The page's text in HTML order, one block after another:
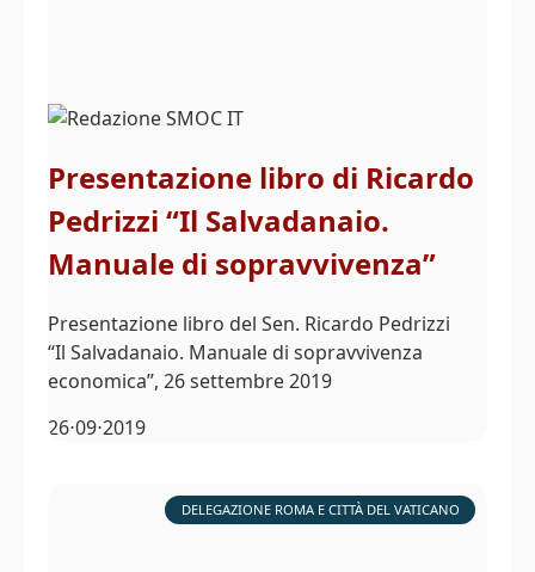
Presentazione libro di Ricardo
Pedrizzi “Il Salvadanaio.
Manuale di sopravvivenza”
Presentazione libro del Sen. Ricardo Pedrizzi
“Il Salvadanaio. Manuale di sopravvivenza
economica”, 26 settembre 2019
26⋅09⋅2019
DELEGAZIONE ROMA E CITTÀ DEL VATICANO